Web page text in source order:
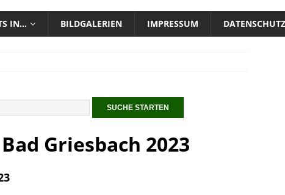
IN… BILDGALERIEN IMPRESSUM DATENSCHUTZ
Griesbach 2023